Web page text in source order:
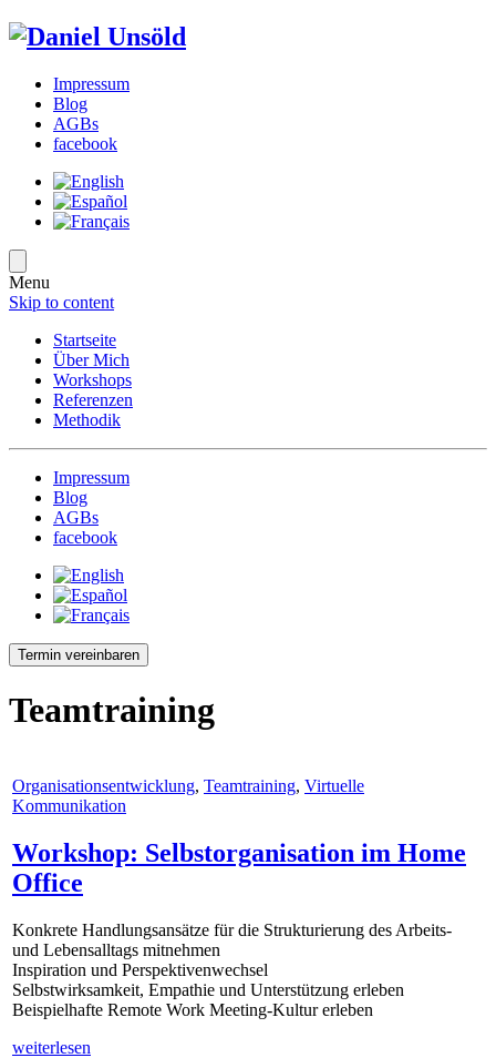
Impressum
Blog
AGBs
facebook
Menu
Skip to content
Startseite
Über Mich
Workshops
Referenzen
Methodik
Impressum
Blog
AGBs
facebook
Termin vereinbaren
Teamtraining
Organisationsentwicklung, Teamtraining, Virtuelle
Kommunikation
Workshop: Selbstorganisation im Home
Office
Konkrete Handlungsansätze für die Strukturierung des Arbeits-
und Lebensalltags mitnehmen
Inspiration und Perspektivenwechsel
Selbstwirksamkeit, Empathie und Unterstützung erleben
Beispielhafte Remote Work Meeting-Kultur erleben
weiterlesen